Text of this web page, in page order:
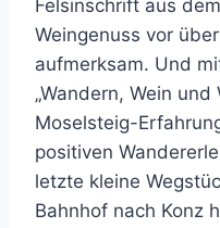
Felsinschrift aus
Weingenuss vor
aufmerksam. Und
„Wandern, Wein
Moselsteig-
positiven
letzte kleine
Bahnhof nach Konz